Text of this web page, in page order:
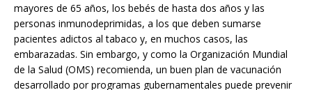
mayores de 65 años, los bebés de hasta dos años y las
personas inmunodeprimidas, a los que deben sumarse
pacientes adictos al tabaco y, en muchos casos, las
embarazadas. Sin embargo, y como la Organización Mundial
de la Salud (OMS) recomienda, un buen plan de vacunación
desarrollado por programas gubernamentales puede prevenir